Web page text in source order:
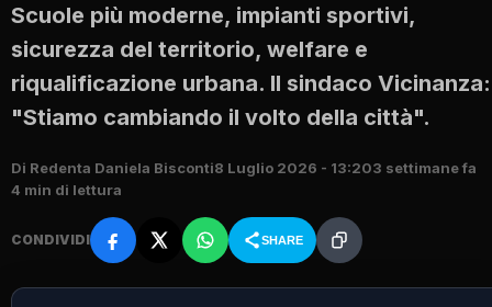
Scuole più moderne, impianti sportivi,
sicurezza del territorio, welfare e
riqualificazione urbana. Il sindaco Vicinanza:
"Stiamo cambiando il volto della città".
Di Redenta Daniela Bisconti8 Luglio 2026 - 13:203 settimane fa
4 min di lettura
CONDIVIDI SHARE